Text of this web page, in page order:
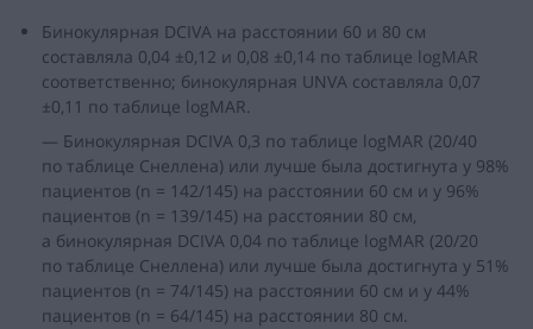
Бинокулярная DCIVA на расстоянии 60 и 80 см
составляла 0,04 ±0,12 и 0,08 ±0,14 по таблице logMAR
соответственно; бинокулярная UNVA составляла 0,07
±0,11 по таблице logMAR.
— Бинокулярная DCIVA 0,3 по таблице logMAR (20/40
по таблице Снеллена) или лучше была достигнута у 98%
пациентов (n = 142/145) на расстоянии 60 см и у 96%
пациентов (n = 139/145) на расстоянии 80 см,
а бинокулярная DCIVA 0,04 по таблице logMAR (20/20
по таблице Снеллена) или лучше была достигнута у 51%
пациентов (n = 74/145) на расстоянии 60 см и у 44%
пациентов (n = 64/145) на расстоянии 80 см.